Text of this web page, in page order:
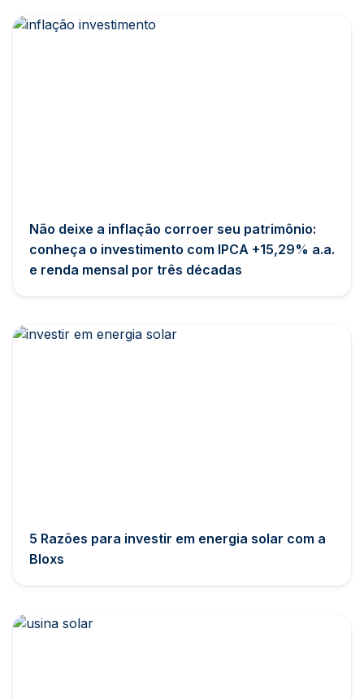
Não deixe a inflação corroer seu patrimônio:
conheça o investimento com IPCA +15,29% a.a.
e renda mensal por três décadas
5 Razões para investir em energia solar com a
Bloxs